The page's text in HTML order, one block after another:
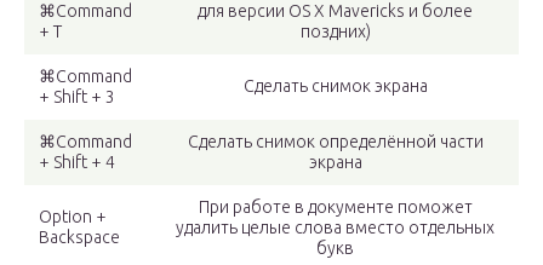
⌘Command
+ T
для версии OS X Mavericks и более
поздних)
⌘Command
+ Shift + 3
Сделать снимок экрана
⌘Command
+ Shift + 4
Сделать снимок определённой части
экрана
Option +
Backspace
При работе в документе поможет
удалить целые слова вместо отдельных
букв